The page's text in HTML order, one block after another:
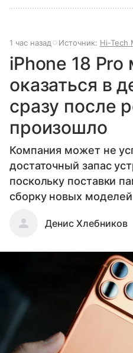
1 час назад Источник: Hi-Tech
iPhone 18 Pro
оказаться в
сразу после
произошло
Компания может не
достаточный запас
поскольку поставки
сборку новых моделей
Денис Хлебников